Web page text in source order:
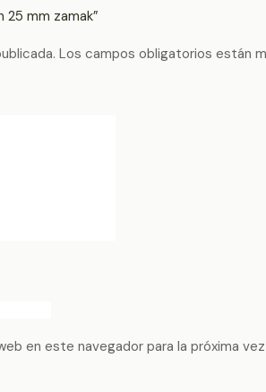
25 mm zamak”
Los campos obligatorios están
en este navegador para la próxima